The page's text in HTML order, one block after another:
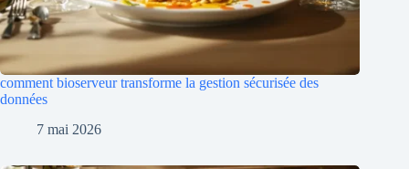
comment bioserveur transforme la gestion sécurisée des
données
7 mai 2026